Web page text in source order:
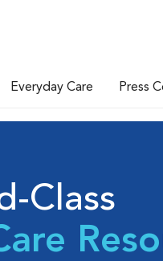
Everyday Care Press
Class